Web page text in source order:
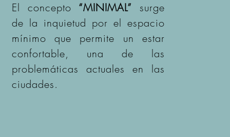
El concepto “MINIMAL” surge
de la inquietud por el espacio
mínimo que permite un estar
confortable, una de las
problemáticas actuales en las
ciudades.